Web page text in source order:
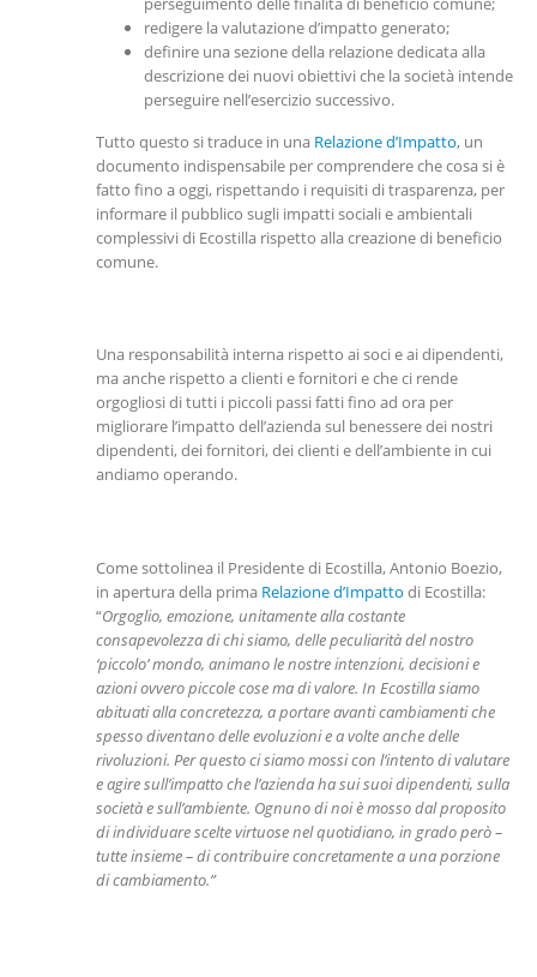
redigere la valutazione d’impatto generato;
definire una sezione della relazione dedicata alla
descrizione dei nuovi obiettivi che la società intende
perseguire nell’esercizio successivo.
Tutto questo si traduce in una Relazione d’Impatto, un
documento indispensabile per comprendere che cosa si è
fatto fino a oggi, rispettando i requisiti di trasparenza, per
informare il pubblico sugli impatti sociali e ambientali
complessivi di Ecostilla rispetto alla creazione di beneficio
comune.
Una responsabilità interna rispetto ai soci e ai dipendenti,
ma anche rispetto a clienti e fornitori e che ci rende
orgogliosi di tutti i piccoli passi fatti fino ad ora per
migliorare l’impatto dell’azienda sul benessere dei nostri
dipendenti, dei fornitori, dei clienti e dell’ambiente in cui
andiamo operando.
Come sottolinea il Presidente di Ecostilla, Antonio Boezio,
in apertura della prima Relazione d’Impatto di Ecostilla:
“Orgoglio, emozione, unitamente alla costante
consapevolezza di chi siamo, delle peculiarità del nostro
‘piccolo’ mondo, animano le nostre intenzioni, decisioni e
azioni ovvero piccole cose ma di valore. In Ecostilla siamo
abituati alla concretezza, a portare avanti cambiamenti che
spesso diventano delle evoluzioni e a volte anche delle
rivoluzioni. Per questo ci siamo mossi con l’intento di valutare
e agire sull’impatto che l’azienda ha sui suoi dipendenti, sulla
società e sull’ambiente. Ognuno di noi è mosso dal proposito
di individuare scelte virtuose nel quotidiano, in grado però –
tutte insieme – di contribuire concretamente a una porzione
di cambiamento.”